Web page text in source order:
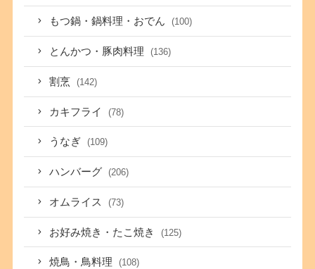
もつ鍋・鍋料理・おでん (100)
とんかつ・豚肉料理 (136)
割烹 (142)
カキフライ (78)
うなぎ (109)
ハンバーグ (206)
オムライス (73)
お好み焼き・たこ焼き (125)
焼鳥・鳥料理 (108)